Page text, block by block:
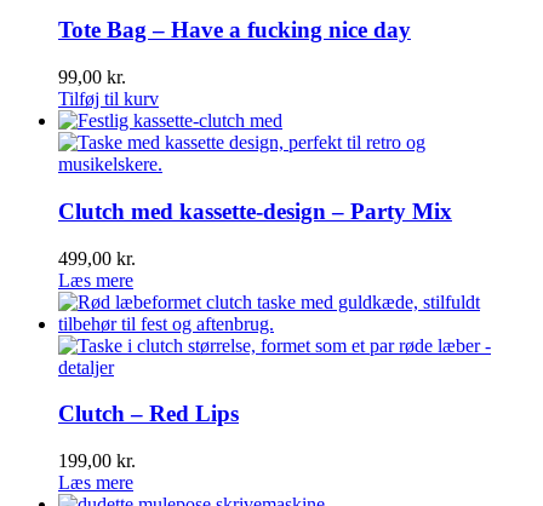
Tote Bag – Have a fucking nice day
99,00 kr.
Tilføj til kurv
Clutch med kassette-design – Party Mix
499,00 kr.
Læs mere
Clutch – Red Lips
199,00 kr.
Læs mere